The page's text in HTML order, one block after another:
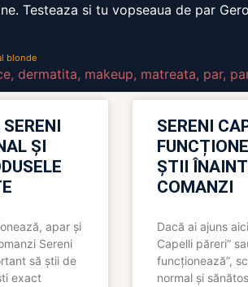
Testeaza si tu vopseaua de par
blonde
, dermatita, makeup, matreata, par,
ȘI
apar și
Sereni
să știi de
exact
SERENI
ȘTII
COMANZI
Dacă ai ajuns
Capelli păreri”
funcționează”,
normal și